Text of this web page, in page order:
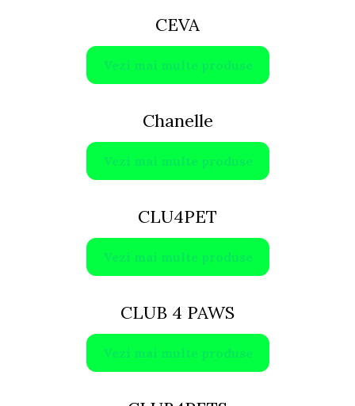
CEVA
Vezi mai multe produse
Chanelle
Vezi mai multe produse
CLU4PET
Vezi mai multe produse
CLUB 4 PAWS
Vezi mai multe produse